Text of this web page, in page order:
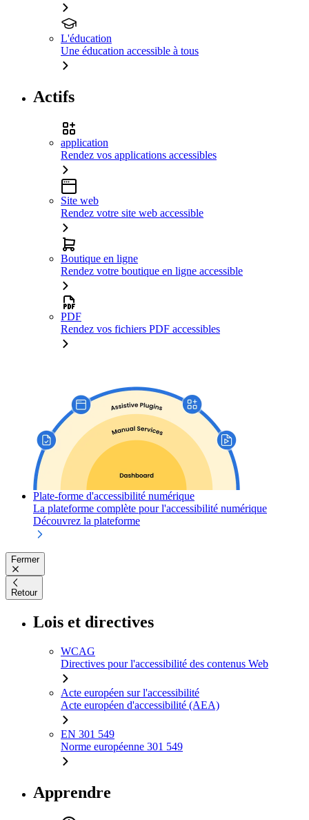
L'éducation
Une éducation accessible à tous
Actifs
application
Rendez vos applications accessibles
Site web
Rendez votre site web accessible
Boutique en ligne
Rendez votre boutique en ligne accessible
PDF
Rendez vos fichiers PDF accessibles
Plate-forme d'accessibilité numérique
La plateforme complète pour l'accessibilité numérique
Découvrez la plateforme
Fermer
Retour
Lois et directives
WCAG
Directives pour l'accessibilité des contenus Web
Acte européen sur l'accessibilité
Acte européen d'accessibilité (AEA)
EN 301 549
Norme européenne 301 549
Apprendre